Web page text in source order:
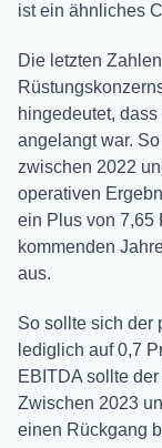
ist ein ähnliches
Die letzten
hingedeutet,
angelangt war.
zwischen 2022
operativen
ein Plus von 7,65
kommenden
aus.
So sollte sich der
lediglich auf 0,7
EBITDA sollte
Zwischen 2023
einen Rückgang